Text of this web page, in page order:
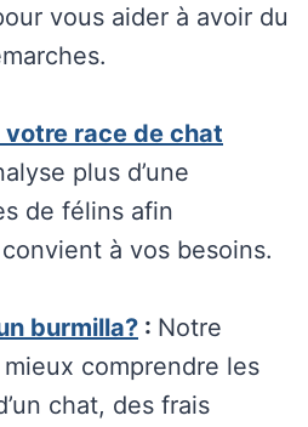
vous aider à avoir du
votre race de chat
plus d’une
de félins afin
à vos besoins.
burmilla? : Notre
comprendre les
chat, des frais